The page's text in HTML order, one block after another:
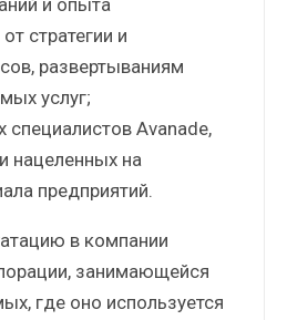
стратегии и
развертываниям
услуг;
Avanade,
нацеленных на
предприятий.
в компании
занимающейся
где оно используется